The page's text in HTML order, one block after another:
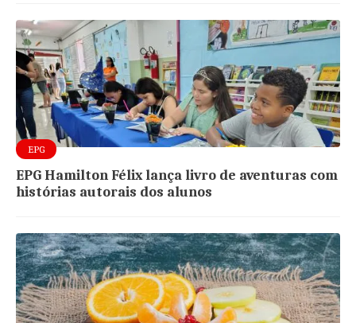
EPG
EPG Hamilton Félix lança livro de aventuras com
histórias autorais dos alunos